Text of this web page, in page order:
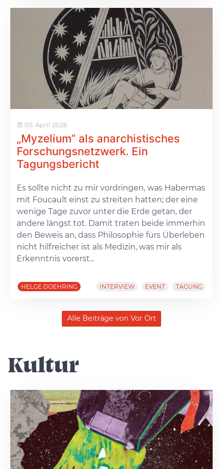
05. April 2026
„Myzelium“ als anarchistisches
Forschungsnetzwerk. Ein
Tagungsbericht
Es sollte nicht zu mir vordringen, was Habermas
mit Foucault einst zu streiten hatten; der eine
wenige Tage zuvor unter die Erde getan, der
andere längst tot. Damit traten beide immerhin
den Beweis an, dass Philosophie fürs Überleben
nicht hilfreicher ist als Medizin, was mir als
Erkenntnis vorerst...
HELGE DOEHRING INTERVIEW EVENT TAGUNG
Alle Beiträge von Vor Ort
Kultur